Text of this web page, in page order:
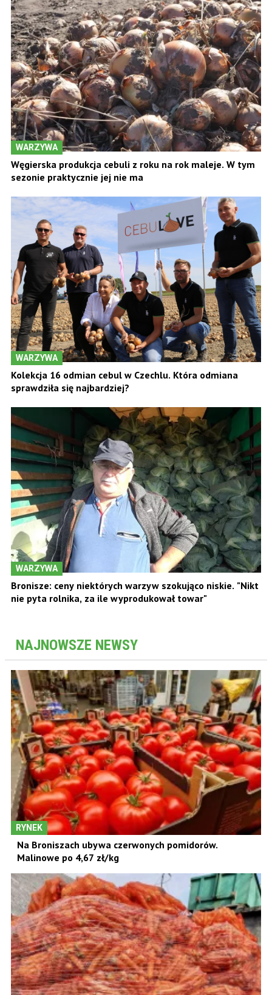
WARZYWA
Węgierska produkcja cebuli z roku na rok maleje. W tym
sezonie praktycznie jej nie ma
WARZYWA
Kolekcja 16 odmian cebul w Czechlu. Która odmiana
sprawdziła się najbardziej?
WARZYWA
Bronisze: ceny niektórych warzyw szokująco niskie. "Nikt
nie pyta rolnika, za ile wyprodukował towar"
NAJNOWSZE NEWSY
RYNEK
Na Broniszach ubywa czerwonych pomidorów.
Malinowe po 4,67 zł/kg